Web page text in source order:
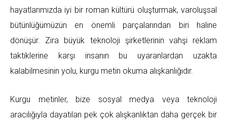
hayatlarımızda iyi bir roman kültürü oluşturmak, varoluşsal
bütünlüğümüzün en önemli parçalarından biri haline
dönüşür. Zira büyük teknoloji şirketlerinin vahşi reklam
taktiklerine karşı insanın bu uyaranlardan uzakta
kalabilmesinin yolu, kurgu metin okuma alışkanlığıdır.
Kurgu metinler, bize sosyal medya veya teknoloji
aracılığıyla dayatılan pek çok alışkanlıktan daha gerçek bir